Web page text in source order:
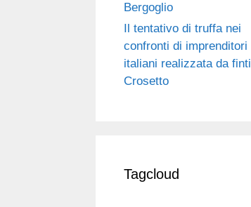
Bergoglio
Il tentativo di truffa nei
confronti di imprenditori
italiani realizzata da finti
Crosetto
Tagcloud